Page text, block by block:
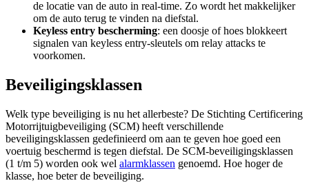
de locatie van de auto in real-time. Zo wordt het makkelijker
om de auto terug te vinden na diefstal.
Keyless entry bescherming: een doosje of hoes blokkeert
signalen van keyless entry-sleutels om relay attacks te
voorkomen.
Beveiligingsklassen
Welk type beveiliging is nu het allerbeste? De Stichting Certificering
Motorrijtuigbeveiliging (SCM) heeft verschillende
beveiligingsklassen gedefinieerd om aan te geven hoe goed een
voertuig beschermd is tegen diefstal. De SCM-beveiligingsklassen
(1 t/m 5) worden ook wel alarmklassen genoemd. Hoe hoger de
klasse, hoe beter de beveiliging.